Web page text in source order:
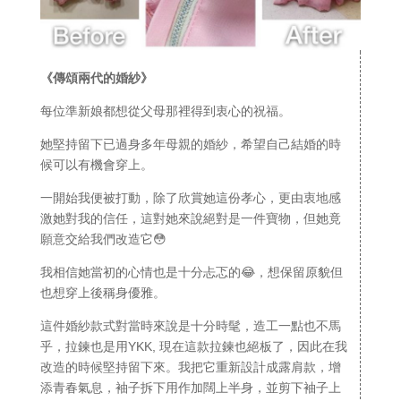
《傳頌兩代的婚紗》
每位準新娘都想從父母那裡得到衷心的祝福。
她堅持留下已過身多年母親的婚紗，希望自己結婚的時
候可以有機會穿上。
一開始我便被打動，除了欣賞她這份孝心，更由衷地感
激她對我的信任，這對她來說絕對是一件寶物，但她竟
願意交給我們改造它😳
我相信她當初的心情也是十分忐忑的😂，想保留原貌但
也想穿上後稱身優雅。
這件婚紗款式對當時來說是十分時髦，造工一點也不馬
乎，拉鍊也是用YKK, 現在這款拉鍊也絕板了，因此在我
改造的時候堅持留下來。我把它重新設計成露肩款，增
添青春氣息，袖子拆下用作加闊上半身，並剪下袖子上